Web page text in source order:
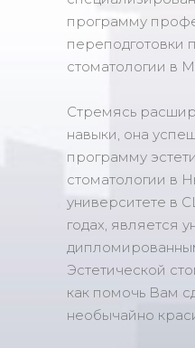
программу
переподготовки
стоматологии в
Стремясь
навыки, она
программу
стоматологии в
университете в
годах, является
Эстетической
как помочь Вам
необычайно